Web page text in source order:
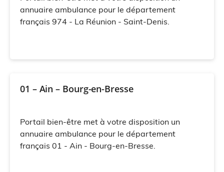
annuaire ambulance pour le département
français 974 - La Réunion - Saint-Denis.
01 – Ain – Bourg-en-Bresse
Portail bien-être met à votre disposition un
annuaire ambulance pour le département
français 01 - Ain - Bourg-en-Bresse.